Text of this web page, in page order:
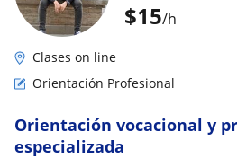
$15/h
Clases on line
Orientación Profesional
Orientación vocacional y
especializada